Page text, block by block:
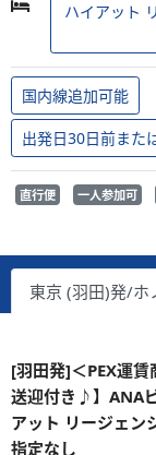
ハイアット
国内線追加可能
出発日30日前また
直行便 一人参加可
東京 (羽田)発/ホ
[羽田発]＜PEX運
送迎付き♪】ANA
アット リージェン
指定なし